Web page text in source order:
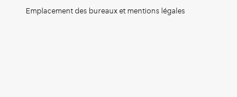
Emplacement des bureaux et mentions légales